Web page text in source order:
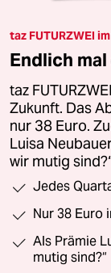
taz FUTURZWEI
Endlich
taz
Zukunft. Das
nur 38 Euro.
Luisa
wir mutig
Jedes
Nur 38 Euro
Als Prämie
mutig sind?“